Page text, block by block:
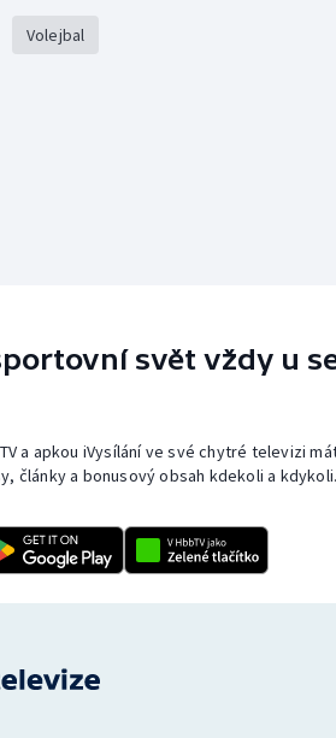
Volejbal
svět vždy u
a apkou iVysílání ve své chytré televizi
články a bonusový obsah kdekoli a kdykoli.